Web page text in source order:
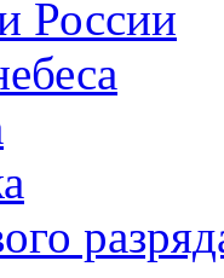
России